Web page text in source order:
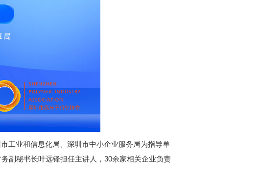
工业和信息化局、深圳市中小企业服务局为指导单
副秘书长叶远锋担任主讲人，30余家相关企业负责